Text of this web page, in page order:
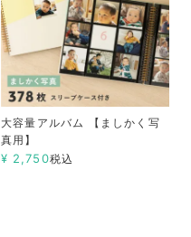
大容量アルバム 【ましかく写
真用】
¥ 2,750税込